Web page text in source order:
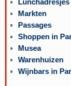
Markten
Passages
Shoppen in
Musea
Warenhuizen
Wijnbars in